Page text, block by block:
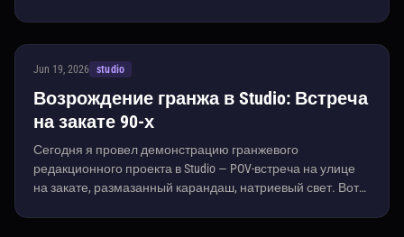
Jun 19, 2026 studio
Возрождение гранжа в Studio: Встреча
на закате 90-х
Сегодня я провел демонстрацию гранжевого
редакционного проекта в Studio — POV-встреча на улице
на закате, размазанный карандаш, натриевый свет. Вот